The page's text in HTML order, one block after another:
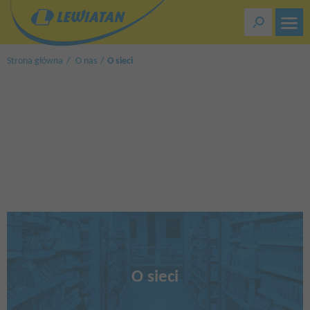
treści
Strona główna O nas O sieci
O sieci